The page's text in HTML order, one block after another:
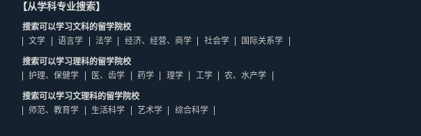
【从学科专业搜索】
搜索可以学习文科的留学院校
文学
语言学 法学 经济、经营、商学 社会学 国际关系学
搜索可以学习理科的留学院校
护理、保健学
医、齿学 药学 理学 工学 农、水产学
搜索可以学习文理科的留学院校
师范、教育学
生活科学 艺术学 综合科学